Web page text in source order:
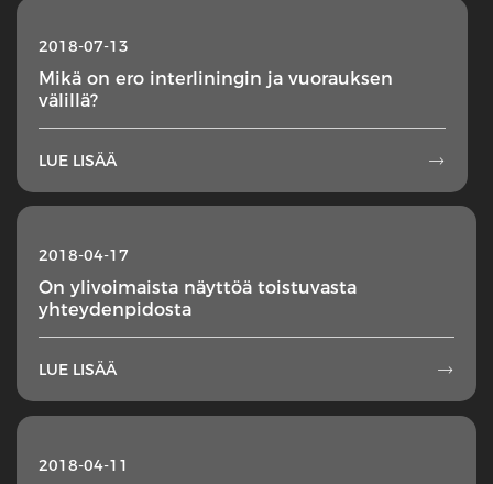
2018-07-13
Mikä on ero interliningin ja vuorauksen
välillä?
LUE LISÄÄ 
2018-04-17
On ylivoimaista näyttöä toistuvasta
yhteydenpidosta
LUE LISÄÄ 
2018-04-11